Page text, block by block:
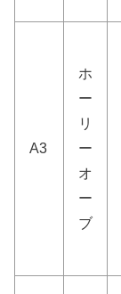
A3
ホ
ー
リ
ー
オ
ー
ブ